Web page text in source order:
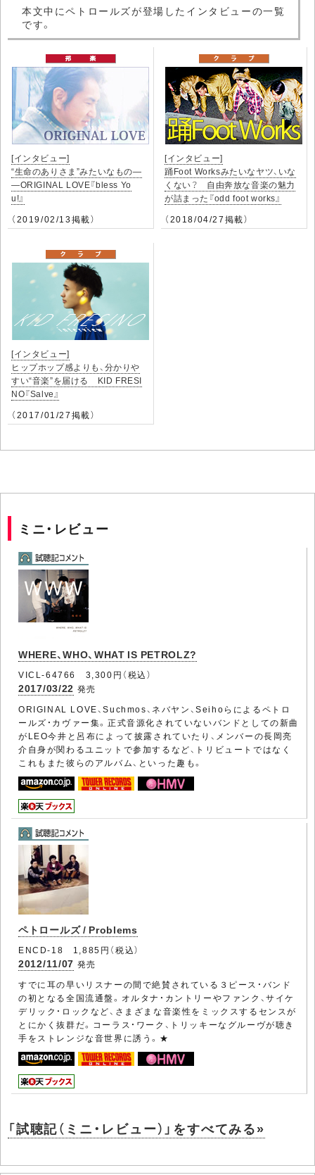
本文中にペトロールズが登場したインタビューの一覧
です。
[インタビュー]
“生命のありさま”みたいなもの―
―ORIGINAL LOVE『bless Yo
u!』
（2019/02/13掲載）
[インタビュー]
踊Foot Worksみたいなヤツ、いな
くない？ 自由奔放な音楽の魅力
が詰まった『odd foot works』
（2018/04/27掲載）
[インタビュー]
ヒップホップ感よりも、分かりや
すい“音楽”を届ける KID FRESI
NO『Salve』
（2017/01/27掲載）
ミニ・レビュー
WHERE、WHO、WHAT IS PETROLZ?
VICL-64766 3,300円（税込）
2017/03/22 発売
ORIGINAL LOVE、Suchmos、ネバヤン、Seihoらによるペトロ
ールズ・カヴァー集。正式音源化されていないバンドとしての新曲
がLEO今井と呂布によって披露されていたり、メンバーの長岡亮
介自身が関わるユニットで参加するなど、トリビュートではなく
これもまた彼らのアルバム、といった趣も。
ペトロールズ / Problems
ENCD-18 1,885円（税込）
2012/11/07 発売
すでに耳の早いリスナーの間で絶賛されている３ピース・バンド
の初となる全国流通盤。オルタナ・カントリーやファンク、サイケ
デリック・ロックなど、さまざまな音楽性をミックスするセンスが
とにかく抜群だ。コーラス・ワーク、トリッキーなグルーヴが聴き
手をストレンジな音世界に誘う。★
「試聴記（ミニ・レビュー）」をすべてみる»